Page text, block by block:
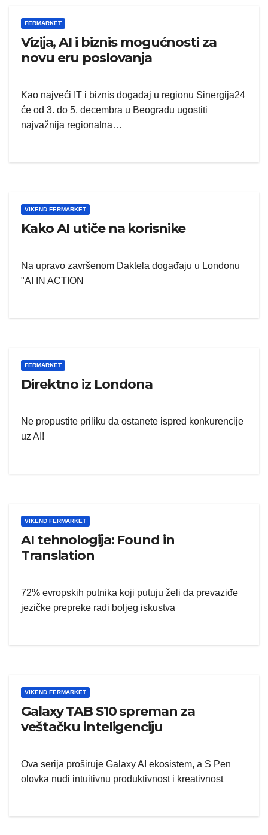
FERMARKET
Vizija, AI i biznis mogućnosti za
novu eru poslovanja
Kao najveći IT i biznis događaj u regionu Sinergija24
će od 3. do 5. decembra u Beogradu ugostiti
najvažnija regionalna…
VIKEND FERMARKET
Kako AI utiče na korisnike
Na upravo završenom Daktela događaju u Londonu
"AI IN ACTION
FERMARKET
Direktno iz Londona
Ne propustite priliku da ostanete ispred konkurencije
uz AI!
VIKEND FERMARKET
AI tehnologija: Found in
Translation
72% evropskih putnika koji putuju želi da prevaziđe
jezičke prepreke radi boljeg iskustva
VIKEND FERMARKET
Galaxy TAB S10 spreman za
veštačku inteligenciju
Ova serija proširuje Galaxy AI ekosistem, a S Pen
olovka nudi intuitivnu produktivnost i kreativnost